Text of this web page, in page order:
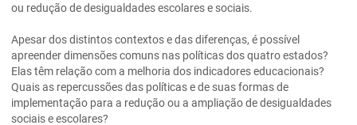
ou redução de desigualdades escolares e sociais.
Apesar dos distintos contextos e das diferenças, é possível
apreender dimensões comuns nas políticas dos quatro estados?
Elas têm relação com a melhoria dos indicadores educacionais?
Quais as repercussões das políticas e de suas formas de
implementação para a redução ou a ampliação de desigualdades
sociais e escolares?